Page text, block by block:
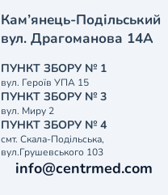
Кам’янець-Подільський
вул. Драгоманова 14А
ПУНКТ ЗБОРУ № 1
вул. Героїв УПА 15
ПУНКТ ЗБОРУ № 3
вул. Миру 2
ПУНКТ ЗБОРУ № 4
смт. Скала-Подільська,
вул.Грушевського 103
info@centrmed.com